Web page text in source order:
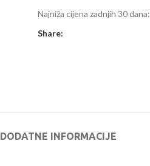
Najniža cijena zadnjih 30 dana:
Share:
DODATNE INFORMACIJE